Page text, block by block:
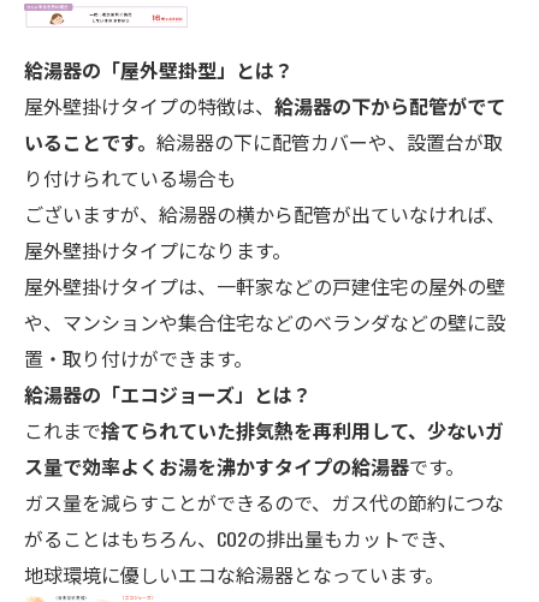
給湯器の「屋外壁掛型」とは？
屋外壁掛けタイプの特徴は、 給湯器の下から配管がでて
いることです。 給湯器の下に配管カバーや、設置台が取
り付けられている場合も
ございますが、給湯器の横から配管が出ていなければ、
屋外壁掛けタイプになります。
屋外壁掛けタイプは、一軒家などの戸建住宅の屋外の壁
や、マンションや集合住宅などのベランダなどの壁に設
置・取り付けができます。
給湯器の「エコジョーズ」とは？
これまで捨てられていた排気熱を再利用して、少ないガ
ス量で効率よくお湯を沸かすタイプの給湯器です。
ガス量を減らすことができるので、ガス代の節約につな
がることはもちろん、CO2の排出量もカットでき、
地球環境に優しいエコな給湯器となっています。